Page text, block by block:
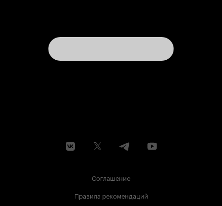
Соглашение
Правила рекомендаций